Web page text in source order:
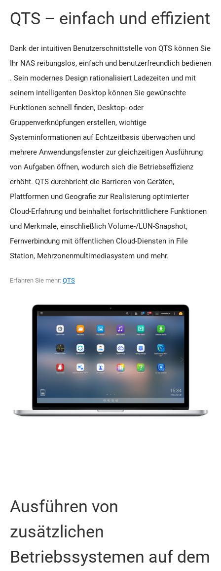
QTS – einfach und effizient
Dank der intuitiven Benutzerschnittstelle von QTS können Sie
Ihr NAS reibungslos, einfach und benutzerfreundlich bedienen
. Sein modernes Design rationalisiert Ladezeiten und mit
seinem intelligenten Desktop können Sie gewünschte
Funktionen schnell finden, Desktop- oder
Gruppenverknüpfungen erstellen, wichtige
Systeminformationen auf Echtzeitbasis überwachen und
mehrere Anwendungsfenster zur gleichzeitigen Ausführung
von Aufgaben öffnen, wodurch sich die Betriebseffizienz
erhöht. QTS durchbricht die Barrieren von Geräten,
Plattformen und Geografie zur Realisierung optimierter
Cloud-Erfahrung und beinhaltet fortschrittlichere Funktionen
und Merkmale, einschließlich Volume-/LUN-Snapshot,
Fernverbindung mit öffentlichen Cloud-Diensten in File
Station, Mehrzonenmultimediasystem und mehr.
Erfahren Sie mehr: QTS
Ausführen von
zusätzlichen
Betriebssystemen auf dem